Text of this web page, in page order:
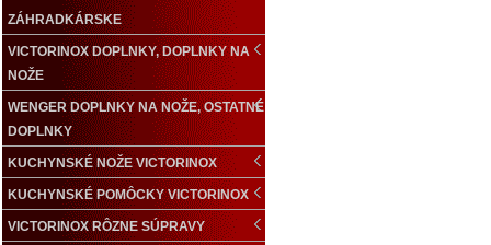
ZÁHRADKÁRSKE
VICTORINOX DOPLNKY, DOPLNKY NA
NOŽE
WENGER DOPLNKY NA NOŽE, OSTATNÉ
DOPLNKY
KUCHYNSKÉ NOŽE VICTORINOX
KUCHYNSKÉ POMÔCKY VICTORINOX
VICTORINOX RÔZNE SÚPRAVY